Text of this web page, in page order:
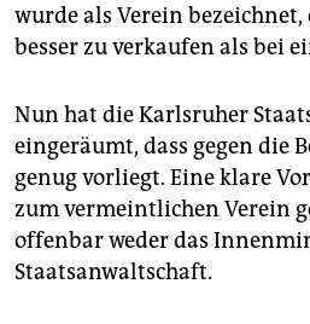
wurde als Verein
besser zu verkaufen als bei
Nun hat die Karlsruher
eingeräumt, dass gegen die
genug vorliegt. Eine klare
zum vermeintlichen Verein
offenbar weder das
Staatsanwaltschaft.